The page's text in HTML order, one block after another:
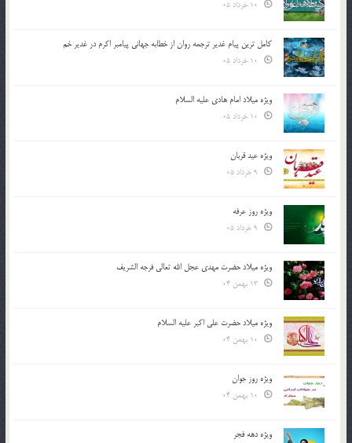
کامل ترین پیام غدیر ترجمه روان از خطابه جهانی پیامبر اکرم در غدیر خم
ویژه میلاد امام هادی علیه السلام
ویژه عید قربان
ویژه روز عرفه
ویژه میلاد حضرت مهدی عجل الله تعالی فرجه الشريف
ویژه میلاد حضرت علی اکبر علیه السلام
ویژه روز جوان
ویژه دهه فجر